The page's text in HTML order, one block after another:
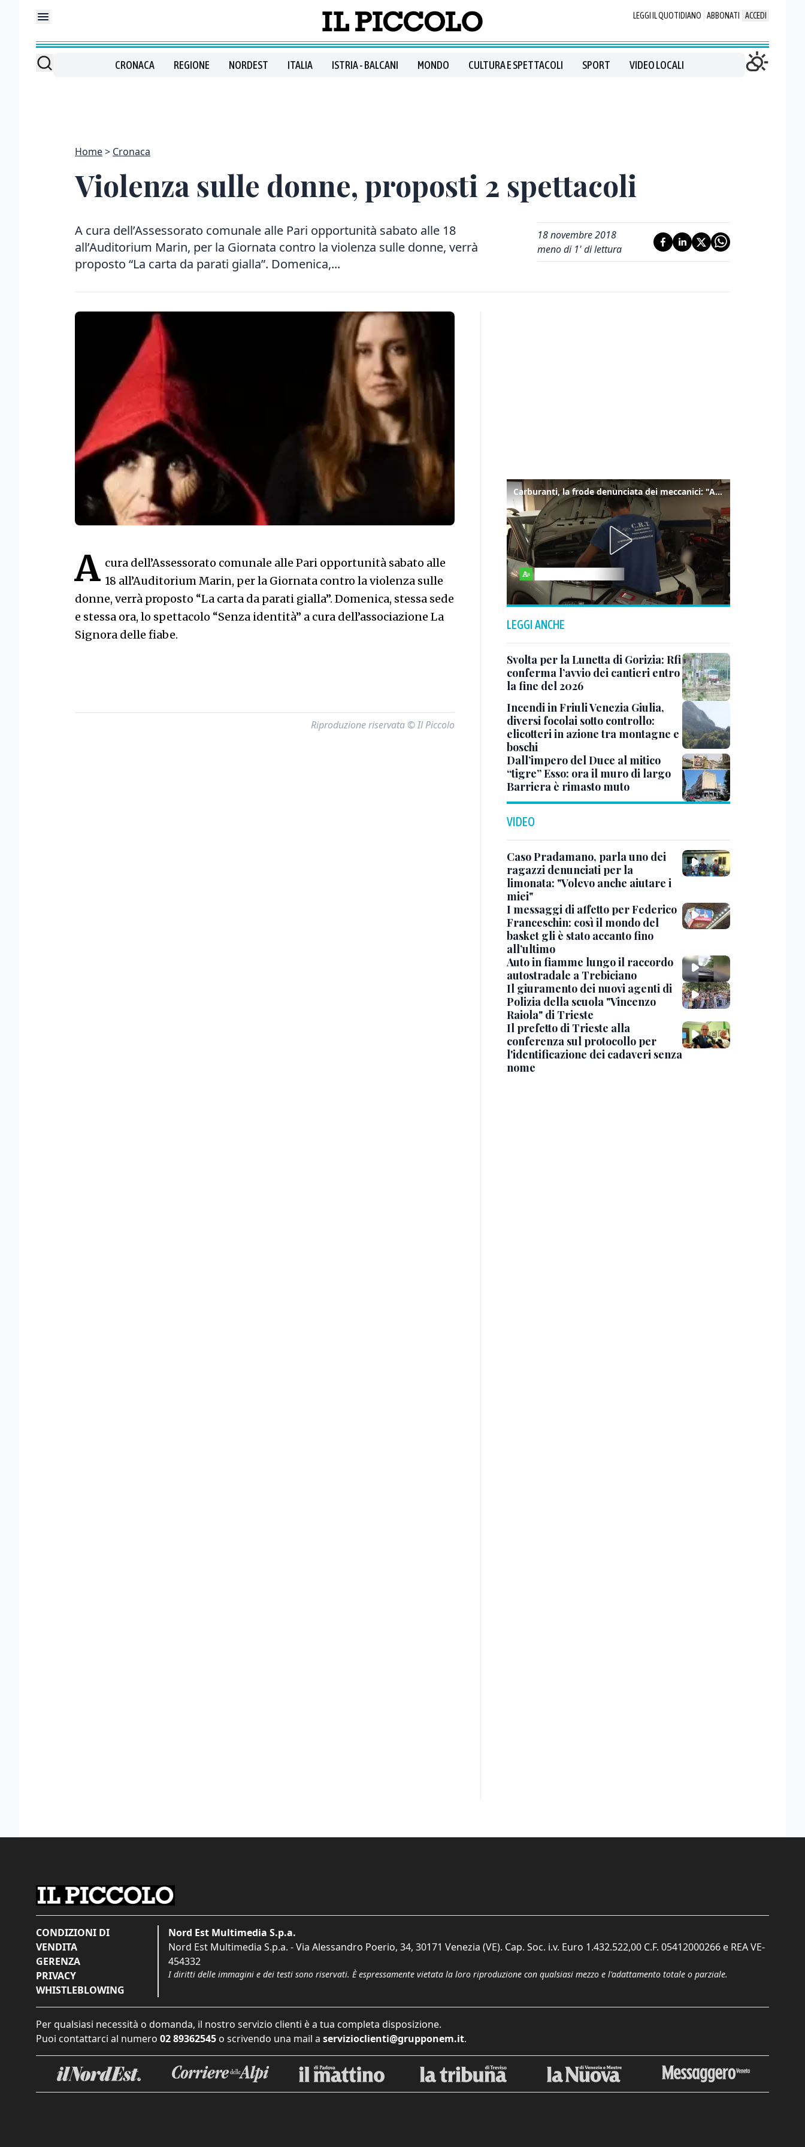
LEGGI IL QUOTIDIANO ABBONATI ACCEDI
CRONACA REGIONE NORDEST ITALIA ISTRIA - BALCANI MONDO CULTURA E SPETTACOLI SPORT VIDEO LOCALI
Home Cronaca
Violenza sulle donne, proposti 2 spettacoli
A cura dell’Assessorato comunale alle Pari opportunità sabato alle 18
all’Auditorium Marin, per la Giornata contro la violenza sulle donne, verrà
proposto “La carta da parati gialla”. Domenica,...
18 novembre 2018
meno di 1' di lettura
A cura dell’Assessorato comunale alle Pari opportunità sabato alle
18 all’Auditorium Marin, per la Giornata contro la violenza sulle
donne, verrà proposto “La carta da parati gialla”. Domenica, stessa sede
e stessa ora, lo spettacolo “Senza identità” a cura dell’associazione La
Signora delle fiabe.
Riproduzione riservata © Il Piccolo
Carburanti, la frode denunciata dei meccanici: "Acqua in gasolio e benzina"
LEGGI ANCHE
Svolta per la Lunetta di Gorizia: Rfi
conferma l’avvio dei cantieri entro
la fine del 2026
Incendi in Friuli Venezia Giulia,
diversi focolai sotto controllo:
elicotteri in azione tra montagne e
boschi
Dall’impero del Duce al mitico
“tigre” Esso: ora il muro di largo
Barriera è rimasto muto
VIDEO
Caso Pradamano, parla uno dei
ragazzi denunciati per la
limonata: "Volevo anche aiutare i
miei"
I messaggi di affetto per Federico
Franceschin: così il mondo del
basket gli è stato accanto fino
all’ultimo
Auto in fiamme lungo il raccordo
autostradale a Trebiciano
Il giuramento dei nuovi agenti di
Polizia della scuola "Vincenzo
Raiola" di Trieste
Il prefetto di Trieste alla
conferenza sul protocollo per
l'identificazione dei cadaveri senza
nome
CONDIZIONI DI
VENDITA
GERENZA
PRIVACY
WHISTLEBLOWING
Nord Est Multimedia S.p.a.
Nord Est Multimedia S.p.a. - Via Alessandro Poerio, 34, 30171 Venezia (VE). Cap. Soc. i.v. Euro 1.432.522,00 C.F. 05412000266 e REA VE-
454332
I diritti delle immagini e dei testi sono riservati. È espressamente vietata la loro riproduzione con qualsiasi mezzo e l'adattamento totale o parziale.
Per qualsiasi necessità o domanda, il nostro servizio clienti è a tua completa disposizione.
Puoi contattarci al numero 02 89362545 o scrivendo una mail a servizioclienti@grupponem.it.